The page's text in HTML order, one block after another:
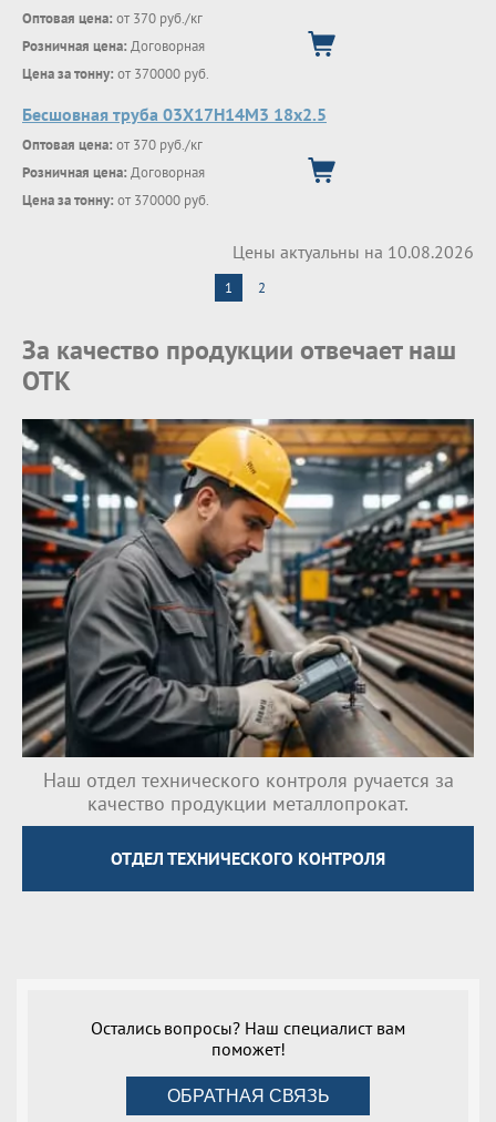
Оптовая цена: от 370 руб./кг
Розничная цена: Договорная
Цена за тонну: от 370000 руб.
Бесшовная труба 03Х17Н14М3 18х2.5
Оптовая цена: от 370 руб./кг
Розничная цена: Договорная
Цена за тонну: от 370000 руб.
Цены актуальны на 10.08.2026
1 2
За качество продукции отвечает наш
ОТК
Наш отдел технического контроля ручается за
качество продукции металлопрокат.
ОТДЕЛ ТЕХНИЧЕСКОГО КОНТРОЛЯ
Остались вопросы? Наш специалист вам
поможет!
ОБРАТНАЯ СВЯЗЬ